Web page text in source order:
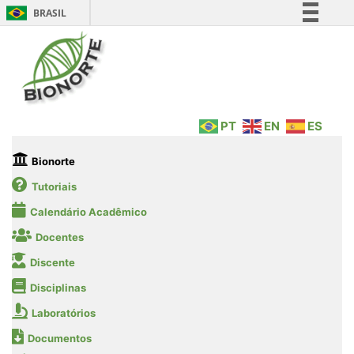
BRASIL
Legislação
PT EN ES
Bionorte
Tutoriais
Calendário Acadêmico
Docentes
Discente
Disciplinas
Laboratórios
Documentos